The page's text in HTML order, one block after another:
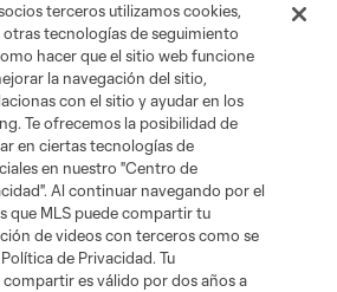
terceros utilizamos cookies,
otras tecnologías de seguimiento
hacer que el sitio web funcione
la navegación del sitio,
con el sitio y ayudar en los
Te ofrecemos la posibilidad de
en ciertas tecnologías de
en nuestro "Centro de
Al continuar navegando por el
que MLS puede compartir tu
de videos con terceros como se
de Privacidad. Tu
es válido por dos años a